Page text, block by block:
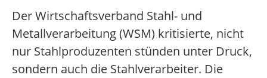
Der Wirtschaftsverband Stahl- und
Metallverarbeitung (WSM) kritisierte, nicht
nur Stahlproduzenten stünden unter Druck,
sondern auch die Stahlverarbeiter. Die